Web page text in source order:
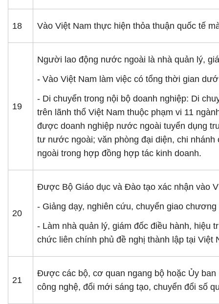
18 Vào Việt Nam thực hiện thỏa thuận quốc tế
19
Người lao động nước ngoài là nhà quản lý,
- Vào Việt Nam làm việc có tổng thời gian
- Di chuyển trong nội bộ doanh nghiệp: Di
trên lãnh thổ Việt Nam thuộc phạm vi 11
được doanh nghiệp nước ngoài tuyển dụng
tư nước ngoài; văn phòng đại diện, chi
ngoài trong hợp đồng hợp tác kinh doanh.
20
Được Bộ Giáo dục và Đào tạo xác nhận vào
- Giảng dạy, nghiên cứu, chuyển giao
- Làm nhà quản lý, giám đốc điều hành,
chức liên chính phủ đề nghị thành lập tại Việt
21
Được các bộ, cơ quan ngang bộ hoặc Ủy
công nghệ, đổi mới sáng tạo, chuyển đổi số